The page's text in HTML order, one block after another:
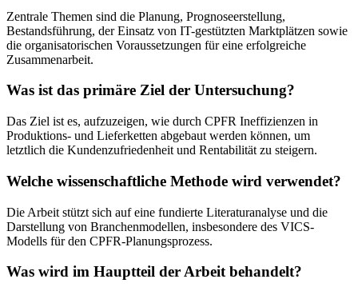
Zentrale Themen sind die Planung, Prognoseerstellung,
Bestandsführung, der Einsatz von IT-gestützten Marktplätzen sowie
die organisatorischen Voraussetzungen für eine erfolgreiche
Zusammenarbeit.
Was ist das primäre Ziel der Untersuchung?
Das Ziel ist es, aufzuzeigen, wie durch CPFR Ineffizienzen in
Produktions- und Lieferketten abgebaut werden können, um
letztlich die Kundenzufriedenheit und Rentabilität zu steigern.
Welche wissenschaftliche Methode wird verwendet?
Die Arbeit stützt sich auf eine fundierte Literaturanalyse und die
Darstellung von Branchenmodellen, insbesondere des VICS-
Modells für den CPFR-Planungsprozess.
Was wird im Hauptteil der Arbeit behandelt?